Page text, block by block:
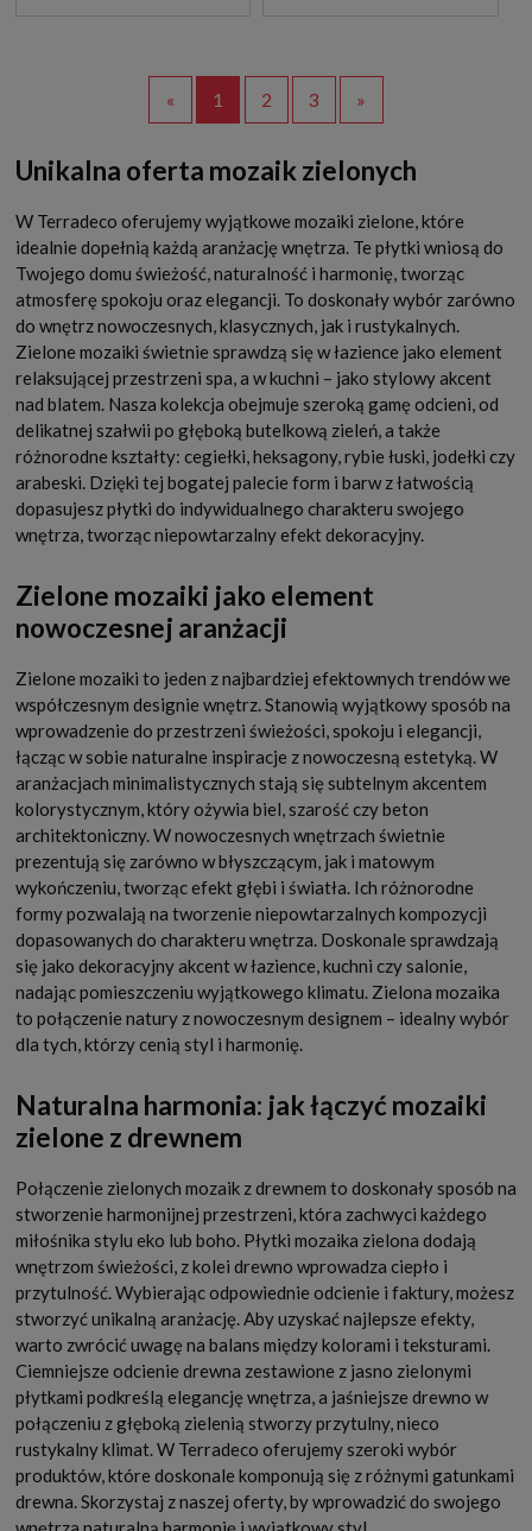
« 1 2 3 »
Unikalna oferta mozaik zielonych
W Terradeco oferujemy wyjątkowe mozaiki zielone, które
idealnie dopełnią każdą aranżację wnętrza. Te płytki wniosą do
Twojego domu świeżość, naturalność i harmonię, tworząc
atmosferę spokoju oraz elegancji. To doskonały wybór zarówno
do wnętrz nowoczesnych, klasycznych, jak i rustykalnych.
Zielone mozaiki świetnie sprawdzą się w łazience jako element
relaksującej przestrzeni spa, a w kuchni – jako stylowy akcent
nad blatem. Nasza kolekcja obejmuje szeroką gamę odcieni, od
delikatnej szałwii po głęboką butelkową zieleń, a także
różnorodne kształty: cegiełki, heksagony, rybie łuski, jodełki czy
arabeski. Dzięki tej bogatej palecie form i barw z łatwością
dopasujesz płytki do indywidualnego charakteru swojego
wnętrza, tworząc niepowtarzalny efekt dekoracyjny.
Zielone mozaiki jako element
nowoczesnej aranżacji
Zielone mozaiki to jeden z najbardziej efektownych trendów we
współczesnym designie wnętrz. Stanowią wyjątkowy sposób na
wprowadzenie do przestrzeni świeżości, spokoju i elegancji,
łącząc w sobie naturalne inspiracje z nowoczesną estetyką. W
aranżacjach minimalistycznych stają się subtelnym akcentem
kolorystycznym, który ożywia biel, szarość czy beton
architektoniczny. W nowoczesnych wnętrzach świetnie
prezentują się zarówno w błyszczącym, jak i matowym
wykończeniu, tworząc efekt głębi i światła. Ich różnorodne
formy pozwalają na tworzenie niepowtarzalnych kompozycji
dopasowanych do charakteru wnętrza. Doskonale sprawdzają
się jako dekoracyjny akcent w łazience, kuchni czy salonie,
nadając pomieszczeniu wyjątkowego klimatu. Zielona mozaika
to połączenie natury z nowoczesnym designem – idealny wybór
dla tych, którzy cenią styl i harmonię.
Naturalna harmonia: jak łączyć mozaiki
zielone z drewnem
Połączenie zielonych mozaik z drewnem to doskonały sposób na
stworzenie harmonijnej przestrzeni, która zachwyci każdego
miłośnika stylu eko lub boho. Płytki mozaika zielona dodają
wnętrzom świeżości, z kolei drewno wprowadza ciepło i
przytulność. Wybierając odpowiednie odcienie i faktury, możesz
stworzyć unikalną aranżację. Aby uzyskać najlepsze efekty,
warto zwrócić uwagę na balans między kolorami i teksturami.
Ciemniejsze odcienie drewna zestawione z jasno zielonymi
płytkami podkreślą elegancję wnętrza, a jaśniejsze drewno w
połączeniu z głęboką zielenią stworzy przytulny, nieco
rustykalny klimat. W Terradeco oferujemy szeroki wybór
produktów, które doskonale komponują się z różnymi gatunkami
drewna. Skorzystaj z naszej oferty, by wprowadzić do swojego